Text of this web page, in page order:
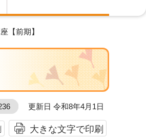
【前期】
更新日 令和8年4月1日
大きな文字で印刷